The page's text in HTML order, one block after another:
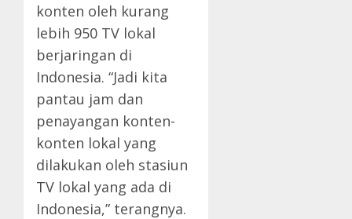
konten oleh kurang
lebih 950 TV lokal
berjaringan di
Indonesia. “Jadi kita
pantau jam dan
penayangan konten-
konten lokal yang
dilakukan oleh stasiun
TV lokal yang ada di
Indonesia,” terangnya.